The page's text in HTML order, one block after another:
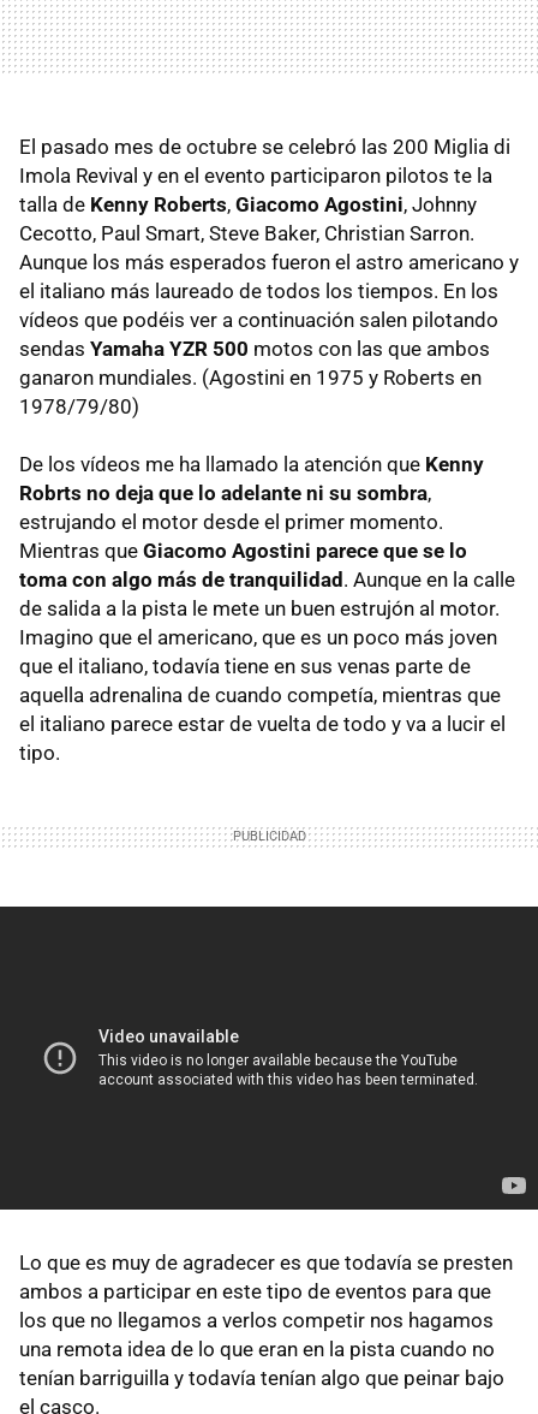
El pasado mes de octubre se celebró las 200 Miglia di
Imola Revival y en el evento participaron pilotos te la
talla de Kenny Roberts, Giacomo Agostini, Johnny
Cecotto, Paul Smart, Steve Baker, Christian Sarron.
Aunque los más esperados fueron el astro americano y
el italiano más laureado de todos los tiempos. En los
vídeos que podéis ver a continuación salen pilotando
sendas Yamaha YZR 500 motos con las que ambos
ganaron mundiales. (Agostini en 1975 y Roberts en
1978/79/80)
De los vídeos me ha llamado la atención que Kenny
Robrts no deja que lo adelante ni su sombra,
estrujando el motor desde el primer momento.
Mientras que Giacomo Agostini parece que se lo
toma con algo más de tranquilidad. Aunque en la calle
de salida a la pista le mete un buen estrujón al motor.
Imagino que el americano, que es un poco más joven
que el italiano, todavía tiene en sus venas parte de
aquella adrenalina de cuando competía, mientras que
el italiano parece estar de vuelta de todo y va a lucir el
tipo.
Lo que es muy de agradecer es que todavía se presten
ambos a participar en este tipo de eventos para que
los que no llegamos a verlos competir nos hagamos
una remota idea de lo que eran en la pista cuando no
tenían barriguilla y todavía tenían algo que peinar bajo
el casco.